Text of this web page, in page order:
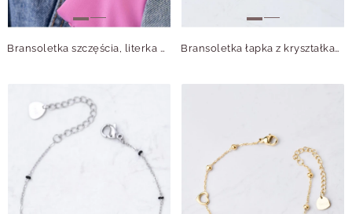
Bransoletka szczęścia, literka A, stal pozłacana S109079Z01 Bransoletka łapka z kryształkami, czerwony, złoty S106560Z03